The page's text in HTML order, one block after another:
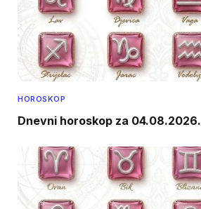
HOROSKOP
Dnevni horoskop za 04.08.2026.